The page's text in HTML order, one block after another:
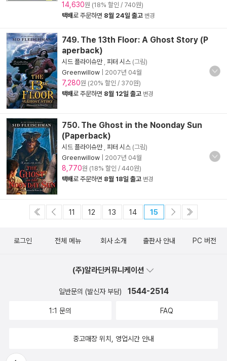
14,630원 (18% 할인 / 740원)
택배로 주문하면 8월 24일 출고 변경
749. The 13th Floor: A Ghost Story (P
aperback)
시드 플라이슈만, 피터 시스 (그림)
Greenwillow
2007년 04월
7,280원 (20% 할인 / 370원)
택배로 주문하면 8월 12일 출고 변경
750. The Ghost in the Noonday Sun
(Paperback)
시드 플라이슈만, 피터 시스 (그림)
Greenwillow
2007년 04월
8,770원 (18% 할인 / 440원)
택배로 주문하면 8월 18일 출고 변경
11 12 13 14 15
뒤로가
로그인 전체 메뉴 회사 소개 출판사 안내 PC 버전
(주)알라딘커뮤니케이션
일반문의 (발신자 부담) 1544-2514
1:1 문의 FAQ
중고매장 위치, 영업시간 안내